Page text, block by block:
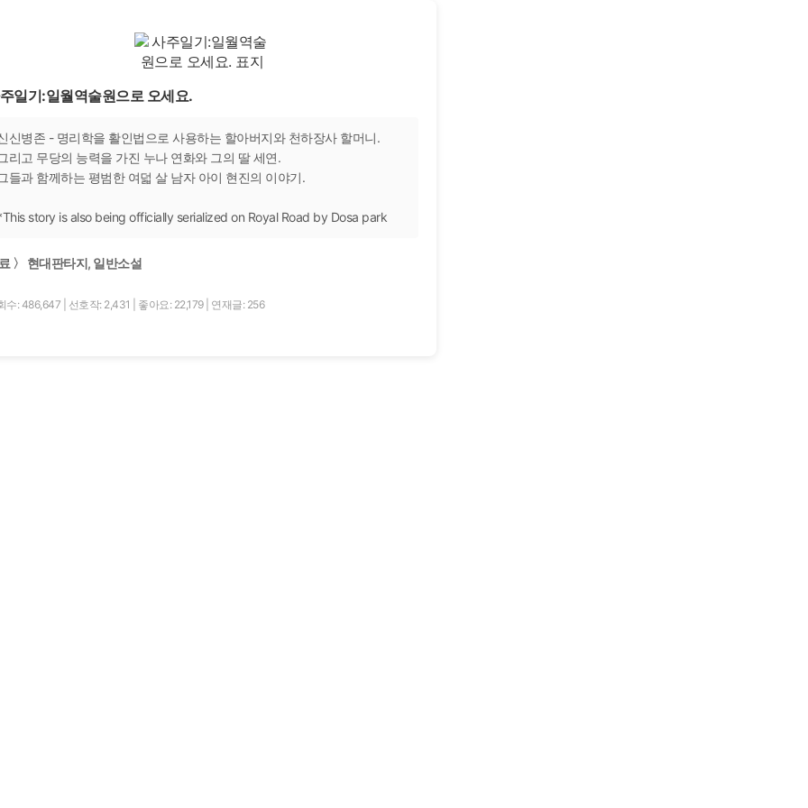
일기:일월역술원으로 오세요.
신병존 - 명리학을 활인법으로 사용하는 할아버지와 천하장사 할머니.
리고 무당의 능력을 가진 누나 연화와 그의 딸 세연.
들과 함께하는 평범한 여덟 살 남자 아이 현진의 이야기.
story is also being officially serialized on Royal Road by Dosa park
〉 현대판타지, 일반소설
수: 486,647 선호작: 2,431 좋아요: 22,179 연재글: 256